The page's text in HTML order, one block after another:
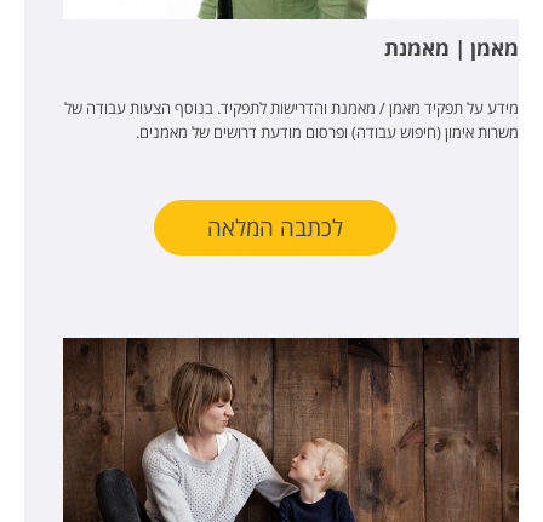
מאמן | מאמנת
מידע על תפקיד מאמן / מאמנת והדרישות לתפקיד. בנוסף הצעות עבודה של
משרות אימון (חיפוש עבודה) ופרסום מודעת דרושים של מאמנים.
לכתבה המלאה